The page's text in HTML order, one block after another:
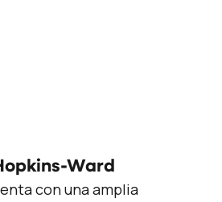
Ward
con una amplia